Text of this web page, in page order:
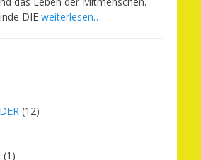
DIE weiterlesen…
(12)
(1)